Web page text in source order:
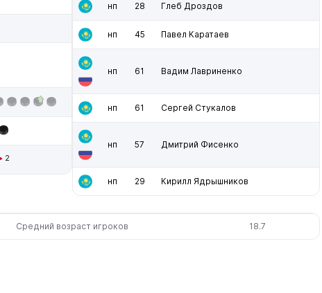
2
нп 28 Глеб Дроздов
нп 45 Павел Каратаев
нп 61 Вадим Лавриненко
нп 61 Сергей Стукалов
нп 57 Дмитрий Фисенко
нп 29 Кирилл Ядрышников
Средний возраст игроков 18.7